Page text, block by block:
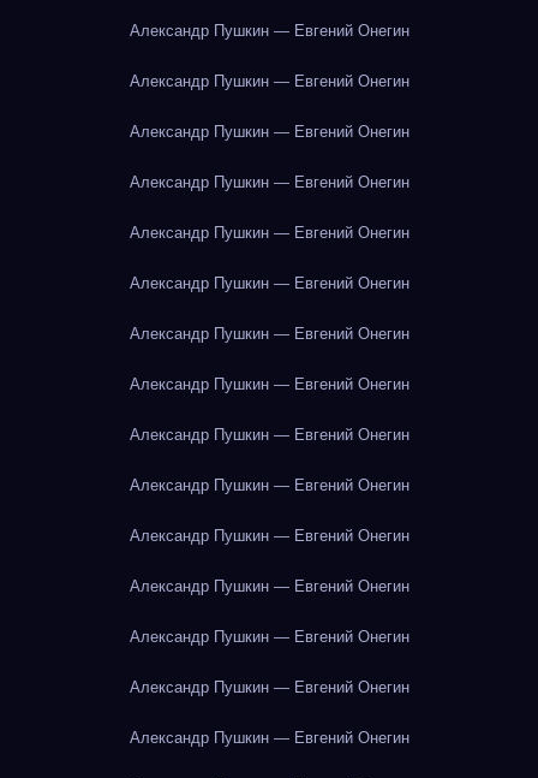
Александр Пушкин — Евгений Онегин
Александр Пушкин — Евгений Онегин
Александр Пушкин — Евгений Онегин
Александр Пушкин — Евгений Онегин
Александр Пушкин — Евгений Онегин
Александр Пушкин — Евгений Онегин
Александр Пушкин — Евгений Онегин
Александр Пушкин — Евгений Онегин
Александр Пушкин — Евгений Онегин
Александр Пушкин — Евгений Онегин
Александр Пушкин — Евгений Онегин
Александр Пушкин — Евгений Онегин
Александр Пушкин — Евгений Онегин
Александр Пушкин — Евгений Онегин
Александр Пушкин — Евгений Онегин